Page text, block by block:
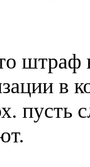
штраф
в
пусть